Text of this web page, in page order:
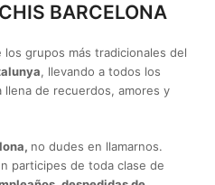
BARCELONA
los grupos más tradicionales del
, llevando a todos los
llena de recuerdos, amores y
no dudes en llamarnos.
participes de toda clase de